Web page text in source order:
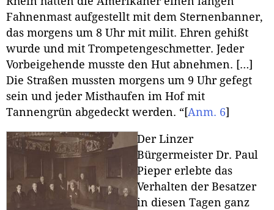
Fahnenmast aufgestellt mit dem Sternenbanner,
das morgens um 8 Uhr mit milit. Ehren gehißt
wurde und mit Trompetengeschmetter. Jeder
Vorbeigehende musste den Hut abnehmen. […]
Die Straßen mussten morgens um 9 Uhr gefegt
sein und jeder Misthaufen im Hof mit
Tannengrün abgedeckt werden. “[Anm. 6]
Der Linzer
Bürgermeister Dr. Paul
Pieper erlebte das
Verhalten der Besatzer
in diesen Tagen ganz